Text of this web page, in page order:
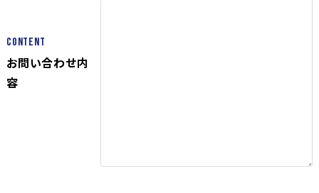
Content
お問い合わせ内
容